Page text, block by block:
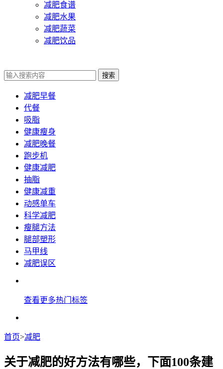
减肥食谱
减肥水果
减肥蔬菜
减肥饮品
搜索
减肥早餐
代餐
吸脂
健康瘦身
减肥晚餐
跑步机
健康减肥
抽脂
健康减重
动感单车
科学减肥
瘦腿方法
腿部塑形
马甲线
减肥误区
查看更多热门标签
首页>减肥
关于减肥的好方法有哪些，下面100条建